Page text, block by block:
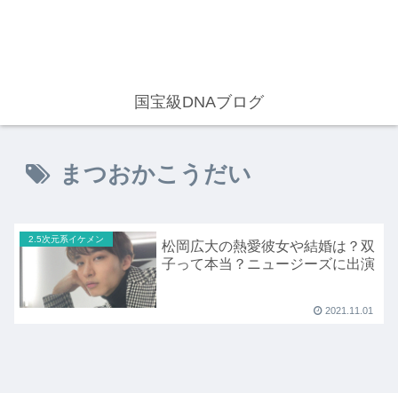
国宝級DNAブログ
まつおかこうだい
2.5次元系イケメン
松岡広大の熱愛彼女や結婚は？双
子って本当？ニュージーズに出演
2021.11.01